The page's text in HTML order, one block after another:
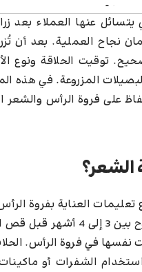
به؟
يتسائل عنها العملاء بعد
نجاح العملية. بعد أن
توقيت الحلاقة ونوع
المزروعة. في هذه
على فروة الرأس
الشعر؟
العناية بفروة
الشعر بعد زراعة الشعر،
الشفرات أو